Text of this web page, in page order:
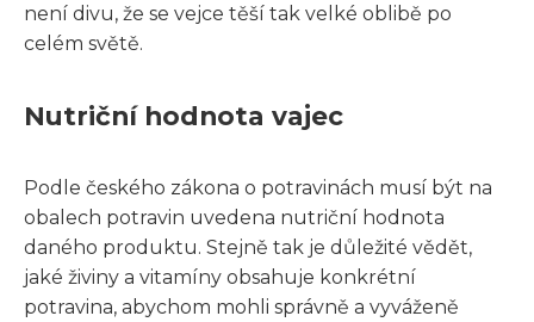
není divu, že se vejce těší tak velké oblibě po
celém světě.
Nutriční hodnota vajec
Podle českého zákona o potravinách musí být na
obalech potravin uvedena nutriční hodnota
daného produktu. Stejně tak je důležité vědět,
jaké živiny a vitamíny obsahuje konkrétní
potravina, abychom mohli správně a vyváženě